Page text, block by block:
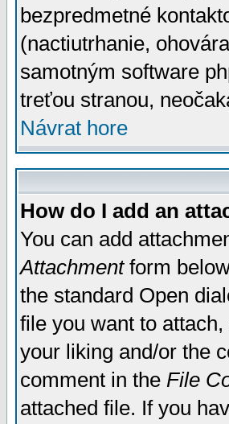
bezpredmetné
(nactiutrhanie,
samotným software
treťou stranou,
Návrat hore
How do I add an
You can add
Attachmentform
the standard Open
file you want to
your liking and/or the
comment in the File
attached file. If you